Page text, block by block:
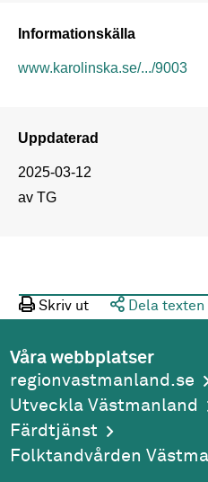
Informationskälla
www.karolinska.se/.../9003
Uppdaterad
2025-03-12
av TG
Skriv ut Dela texten
Våra webbplatser
regionvastmanland.se
Utveckla Västmanland
Färdtjänst
Folktandvården